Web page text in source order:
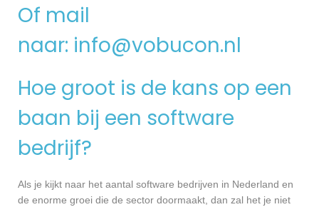
Of mail
naar: info@vobucon.nl
Hoe groot is de kans op een
baan bij een software
bedrijf?
Als je kijkt naar het aantal software bedrijven in Nederland en
de enorme groei die de sector doormaakt, dan zal het je niet